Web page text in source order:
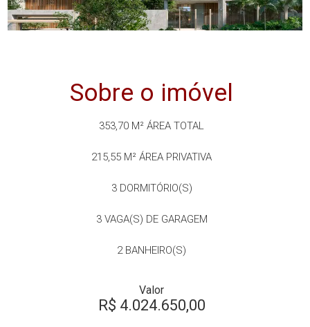
Sobre o imóvel
353,70 M² ÁREA TOTAL
215,55 M² ÁREA PRIVATIVA
3DORMITÓRIO(S)
3VAGA(S) DE GARAGEM
2BANHEIRO(S)
Valor
R$ 4.024.650,00